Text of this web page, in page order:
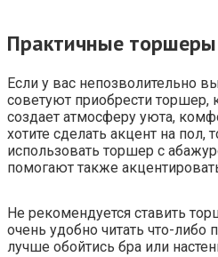
Практичные торшеры
Если у вас непозволительно
советуют приобрести
создает атмосферу уюта,
хотите сделать акцент на пол,
использовать торшер с
помогают также
Не рекомендуется ставить
очень удобно читать что-либо
лучше обойтись бра или